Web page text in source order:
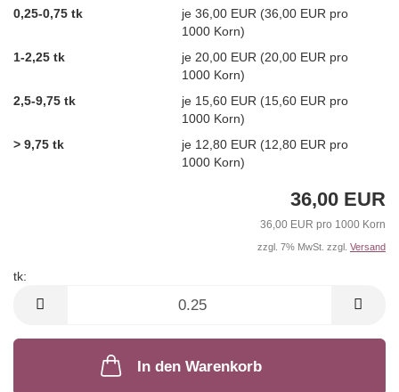
0,25-0,75 tk
je 36,00 EUR (36,00 EUR pro
1000 Korn)
1-2,25 tk
je 20,00 EUR (20,00 EUR pro
1000 Korn)
2,5-9,75 tk
je 15,60 EUR (15,60 EUR pro
1000 Korn)
> 9,75 tk
je 12,80 EUR (12,80 EUR pro
1000 Korn)
36,00 EUR
36,00 EUR pro 1000 Korn
zzgl. 7% MwSt. zzgl. Versand
tk:
In den Warenkorb